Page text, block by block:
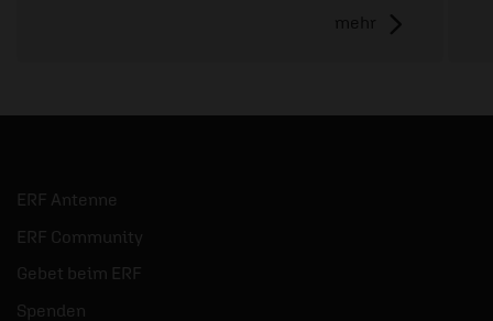
mehr
ERF Antenne
ERF Community
Gebet beim ERF
Spenden